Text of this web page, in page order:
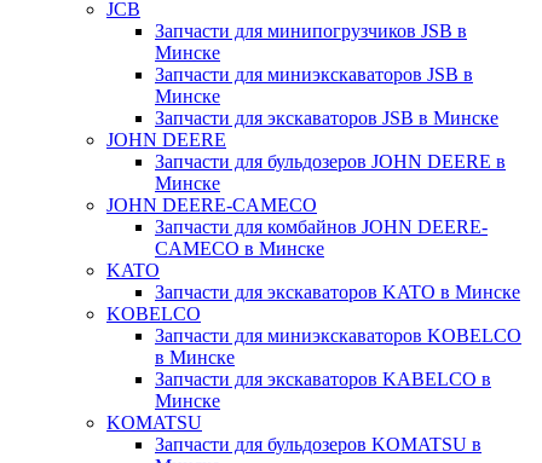
JCB
Запчасти для минипогрузчиков JSB в
Минске
Запчасти для миниэкскаваторов JSB в
Минске
Запчасти для экскаваторов JSB в Минске
JOHN DEERE
Запчасти для бульдозеров JOHN DEERE в
Минске
JOHN DEERE-CAMECO
Запчасти для комбайнов JOHN DEERE-
CAMECO в Минске
KATO
Запчасти для экскаваторов KATO в Минске
KOBELCO
Запчасти для миниэкскаваторов KOBELCO
в Минске
Запчасти для экскаваторов KABELCO в
Минске
KOMATSU
Запчасти для бульдозеров KOMATSU в